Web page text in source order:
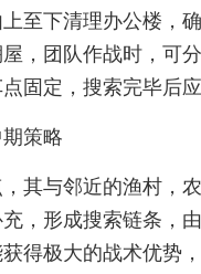
至下清理办公楼，
，团队作战时，可
固定，搜索完毕后
策略
其与邻近的渔村，
，形成搜索链条，
得极大的战术优势